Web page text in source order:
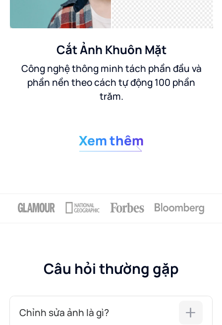
Cắt Ảnh Khuôn Mặt
Công nghệ thông minh tách phần đầu và
phần nền theo cách tự động 100 phần
trăm.
Xem thêm
Câu hỏi thường gặp
Chỉnh sửa ảnh là gì?